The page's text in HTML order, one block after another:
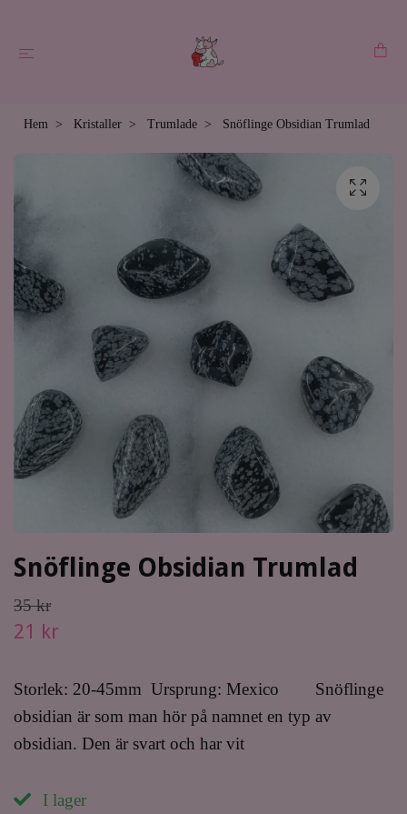
Hem Kristaller Trumlade Snöflinge Obsidian Trumlad
Snöflinge Obsidian Trumlad
35 kr
21 kr
Storlek: 20-45mm Ursprung: Mexico Snöflinge
obsidian är som man hör på namnet en typ av
obsidian. Den är svart och har vit
I lager